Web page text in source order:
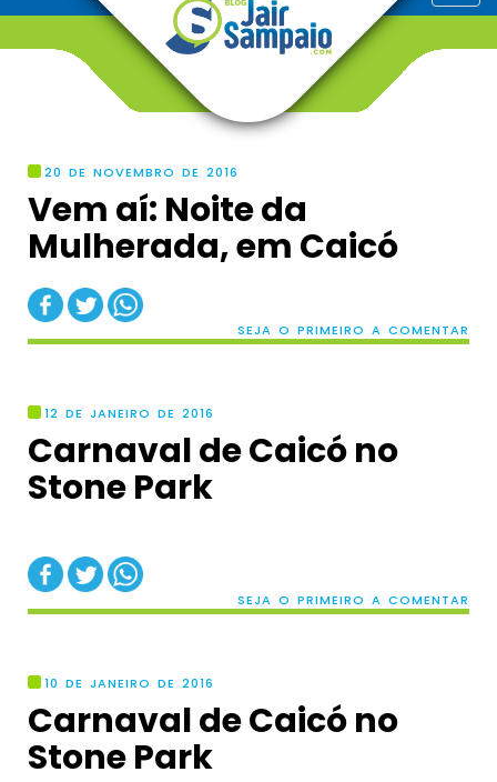
o
20 DE NOVEMBRO DE 2016
Vem aí: Noite da
Mulherada, em Caicó
SEJA O PRIMEIRO A COMENTAR
12 DE JANEIRO DE 2016
Carnaval de Caicó no
Stone Park
SEJA O PRIMEIRO A COMENTAR
10 DE JANEIRO DE 2016
Carnaval de Caicó no
Stone Park